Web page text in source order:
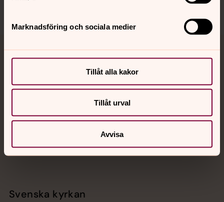
Marknadsföring och sociala medier
Tillåt alla kakor
Tillåt urval
Avvisa
Jourhavande präst
med en präst på kvällar och nätter.
Chatt
Telefon 112
Svenska kyrkan